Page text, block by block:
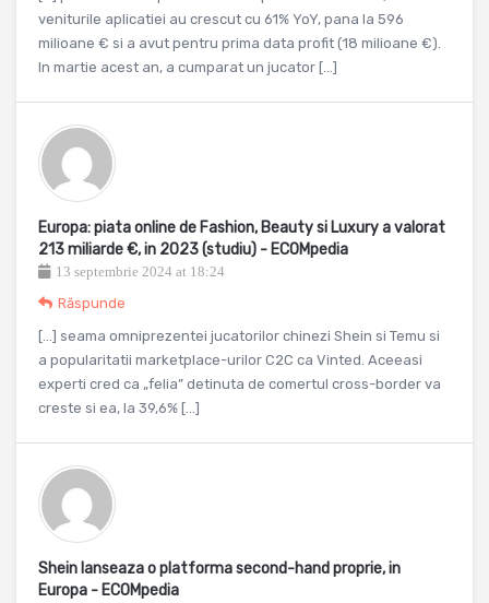
veniturile aplicatiei au crescut cu 61% YoY, pana la 596
milioane € si a avut pentru prima data profit (18 milioane €).
In martie acest an, a cumparat un jucator […]
Europa: piata online de Fashion, Beauty si Luxury a valorat
213 miliarde €, in 2023 (studiu) - ECOMpedia
13 septembrie 2024 at 18:24
Răspunde
[…] seama omniprezentei jucatorilor chinezi Shein si Temu si
a popularitatii marketplace-urilor C2C ca Vinted. Aceeasi
experti cred ca „felia” detinuta de comertul cross-border va
creste si ea, la 39,6% […]
Shein lanseaza o platforma second-hand proprie, in
Europa - ECOMpedia